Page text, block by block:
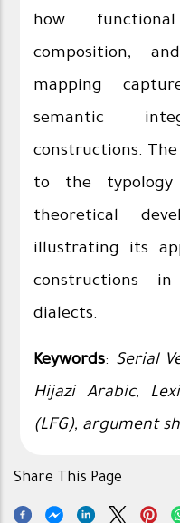
how
composition,
mapping
semantic
constructions.
to the
theoretical
illustrating its
constructions in
dialects.
Keywords: Serial
Hijazi Arabic,
(LFG), argument
Share This Page